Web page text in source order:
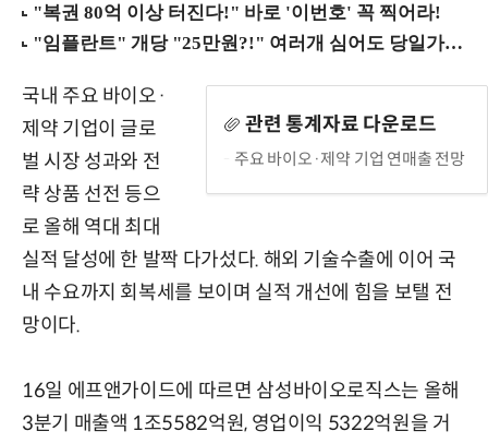
관련 통계자료 다운로드
주요 바이오·제약 기업 연매출 전망
국내 주요 바이오·
제약 기업이 글로
벌 시장 성과와 전
략 상품 선전 등으
로 올해 역대 최대
실적 달성에 한 발짝 다가섰다. 해외 기술수출에 이어 국
내 수요까지 회복세를 보이며 실적 개선에 힘을 보탤 전
망이다.
16일 에프앤가이드에 따르면 삼성바이오로직스는 올해
3분기 매출액 1조5582억원, 영업이익 5322억원을 거